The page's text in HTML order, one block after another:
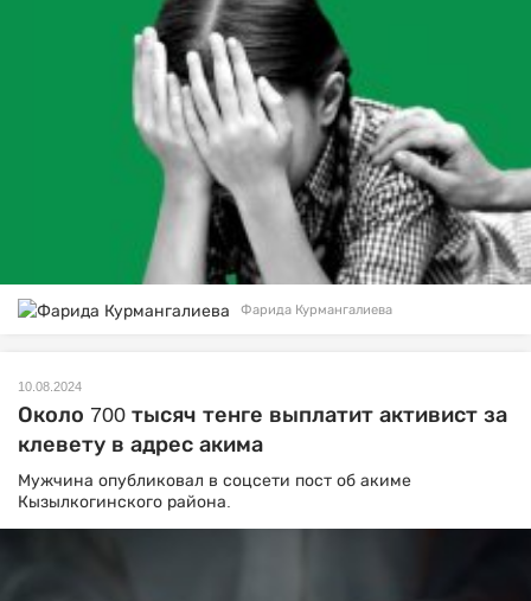
Фарида Курмангалиева
10.08.2024
Около 700 тысяч тенге выплатит активист за
клевету в адрес акима
Мужчина опубликовал в соцсети пост об акиме
Кызылкогинского района.